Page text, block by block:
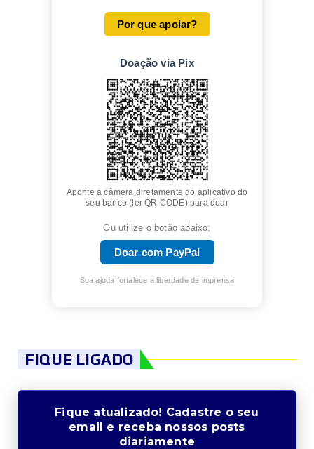
Por que apoiar?
Doação via Pix
Aponte a câmera diretamente do aplicativo do
seu banco (ler QR CODE) para doar
Ou utilize o botão abaixo:
Doar com PayPal
Sua ajuda fortalece a liberdade de imprensa
FIQUE LIGADO
Fique atualizado! Cadastre o seu
email e receba nossos posts
diariamente